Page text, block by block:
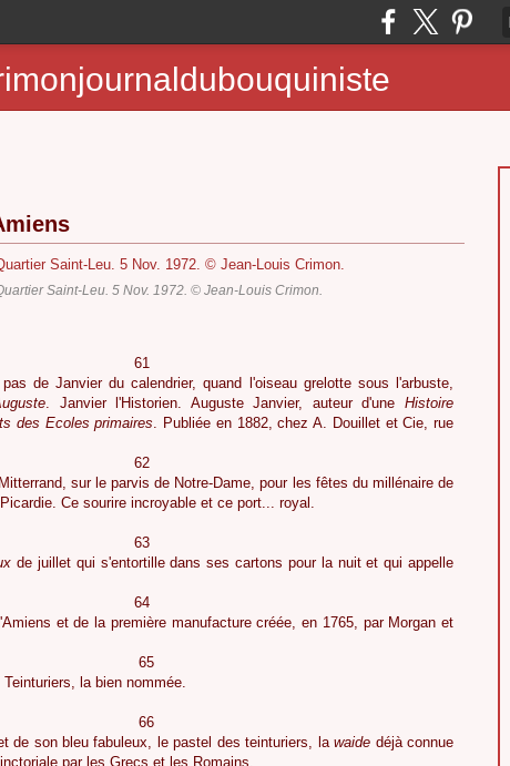
Saint-Leu. 5 Nov. 1972. © Jean-Louis Crimon.
de Janvier du calendrier, quand l'oiseau grelotte sous l'arbuste,
. Janvier l'Historien. Auguste Janvier, auteur d'uneHistoire
des Ecoles primaires. Publiée en 1882, chez A. Douillet et Cie, rue
sur le parvis de Notre-Dame, pour les fêtes du millénaire de
Ce sourire incroyable et ce port... royal.
de juillet qui s'entortille dans ses cartons pour la nuit et qui appelle
et de la première manufacture créée, en 1765, par Morgan et
la bien nommée.
de son bleu fabuleux, le pastel des teinturiers, lawaide déjà connue
par les Grecs et les Romains.